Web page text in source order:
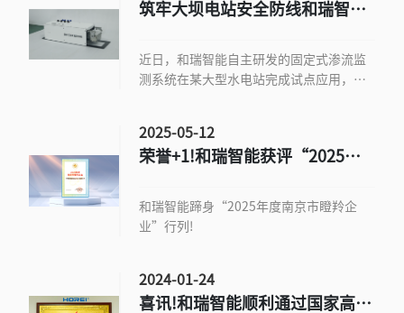
筑牢大坝电站安全防线和瑞智能
近日，和瑞智能自主研发的固定式渗流监
测系统在某大型水电站完成试点应用，为
2025-05-12
荣誉+1!和瑞智能获评“2025年
和瑞智能蹄身“2025年度南京市瞪羚企
业”行列!
2024-01-24
喜讯!和瑞智能顺利通过国家高新